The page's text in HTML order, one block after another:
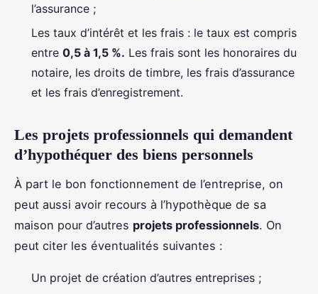
l’assurance ;
Les taux d’intérêt et les frais : le taux est compris
entre 0,5 à 1,5 %. Les frais sont les honoraires du
notaire, les droits de timbre, les frais d’assurance
et les frais d’enregistrement.
Les projets professionnels qui demandent
d’hypothéquer des biens personnels
À part le bon fonctionnement de l’entreprise, on
peut aussi avoir recours à l’hypothèque de sa
maison pour d’autres projets professionnels. On
peut citer les éventualités suivantes :
Un projet de création d’autres entreprises ;